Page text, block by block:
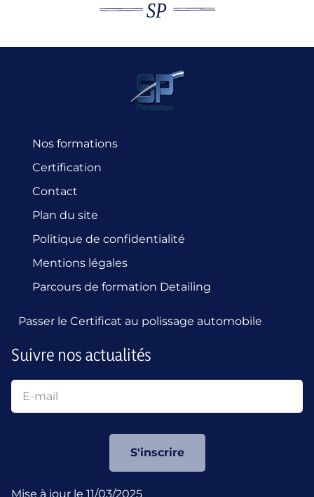
Nos formations
Certification
Contact
Plan du site
Politique de confidentialité
Mentions légales
Parcours de formation Detailing
Passer le Certificat au polissage automobile
Suivre nos actualités
S'inscrire
Mise à jour le 11/03/2025